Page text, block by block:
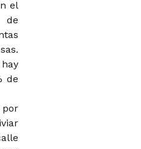
el
de
de
por